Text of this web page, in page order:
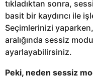
tıkladıktan sonra,
basit bir kaydırıcı ile
Seçimlerinizi
aralığında sessiz
ayarlayabilirsiniz.
Peki, neden sessiz